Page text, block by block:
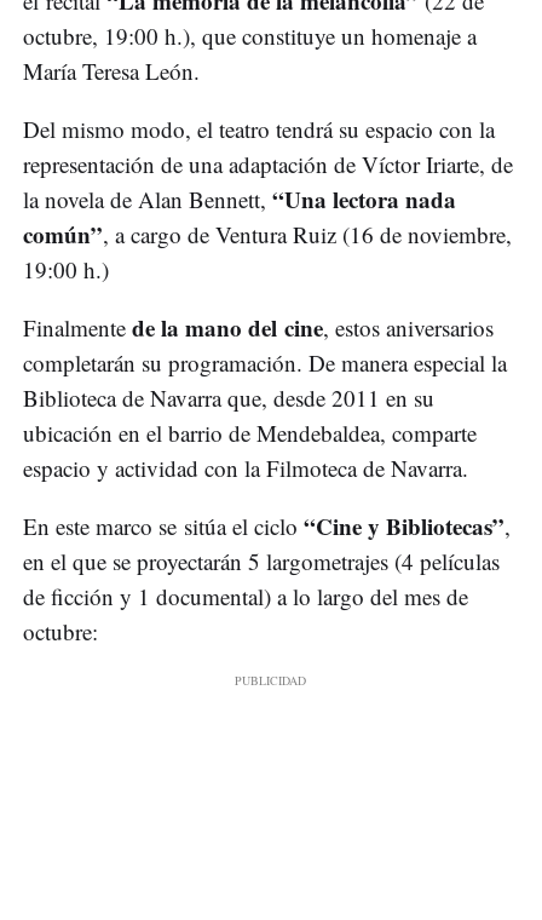
octubre, 19:00 h.), que constituye un homenaje a
María Teresa León.
Del mismo modo, el teatro tendrá su espacio con la
representación de una adaptación de Víctor Iriarte, de
la novela de Alan Bennett, “Una lectora nada
común”, a cargo de Ventura Ruiz (16 de noviembre,
19:00 h.)
Finalmente de la mano del cine, estos aniversarios
completarán su programación. De manera especial la
Biblioteca de Navarra que, desde 2011 en su
ubicación en el barrio de Mendebaldea, comparte
espacio y actividad con la Filmoteca de Navarra.
En este marco se sitúa el ciclo “Cine y Bibliotecas”,
en el que se proyectarán 5 largometrajes (4 películas
de ficción y 1 documental) a lo largo del mes de
octubre: